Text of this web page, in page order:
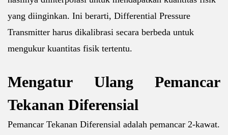
yang diinginkan. Ini berarti, Differential Pressure
Transmitter harus dikalibrasi secara berbeda untuk
mengukur kuantitas fisik tertentu.
Mengatur Ulang Pemancar
Tekanan Diferensial
Pemancar Tekanan Diferensial adalah pemancar 2-kawat.